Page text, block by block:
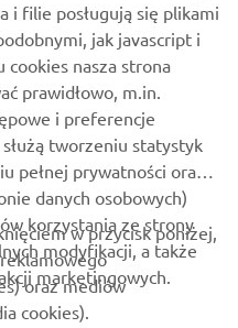
– Track Day
motocykli marki
(Czechy)
ZIELONA GÓRA
i filie posługują się plikami
jak javascript i
cookies nasza strona
prawidłowo, m.in.
i preferencje
tworzeniu statystyk
pełnej prywatności oraz
danych osobowych)
korzystania ze strony
modyfikacji, a także
marketingowych.
w przycisk poniżej,
oraz mediów
cookies).